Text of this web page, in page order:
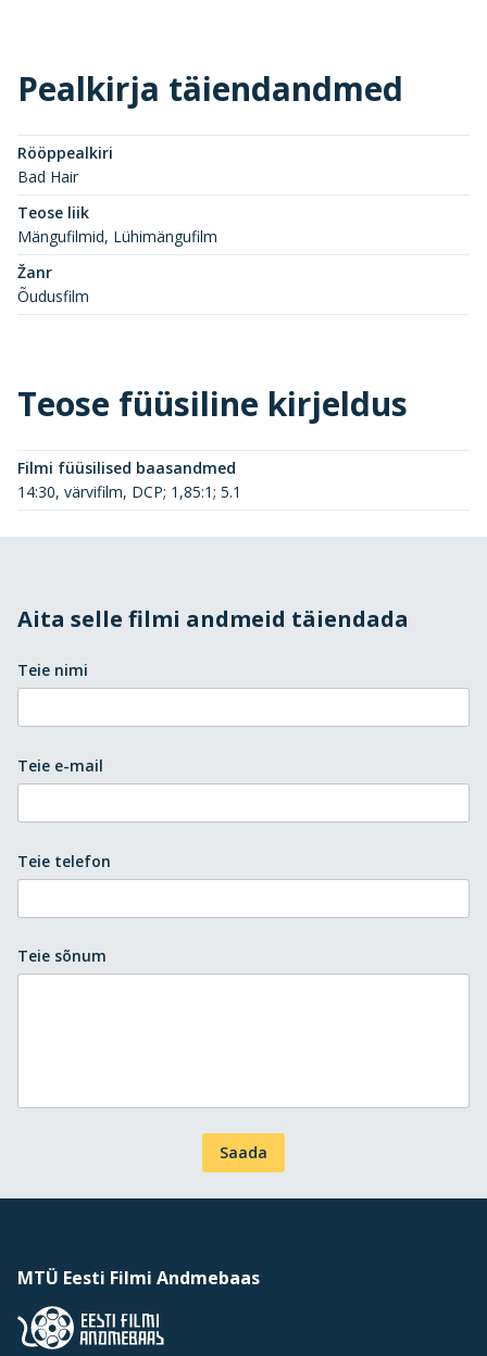
Pealkirja täiendandmed
Rööppealkiri
Bad Hair
Teose liik
Mängufilmid, Lühimängufilm
Žanr
Õudusfilm
Teose füüsiline kirjeldus
Filmi füüsilised baasandmed
14:30, värvifilm, DCP; 1,85:1; 5.1
Aita selle filmi andmeid täiendada
Teie nimi
Teie e-mail
Teie telefon
Teie sõnum
Saada
MTÜ Eesti Filmi Andmebaas